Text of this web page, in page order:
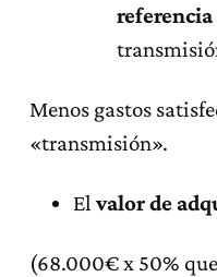
referencia
Menos gastos
«transmisión».
Elvalor de
(68.000€ x 50%